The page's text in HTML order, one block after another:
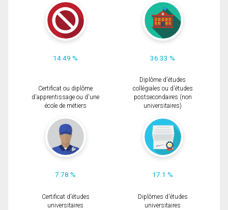
14.49 % 36.33 %
Certificat ou diplôme
d'apprentissage ou d'une
école de métiers
7.78 %
Diplôme d'études
collégiales ou d'études
postsecondaires (non
universitaires)
17.1 %
Certificat d'études
universitaires
Diplômes d'études
universitaires